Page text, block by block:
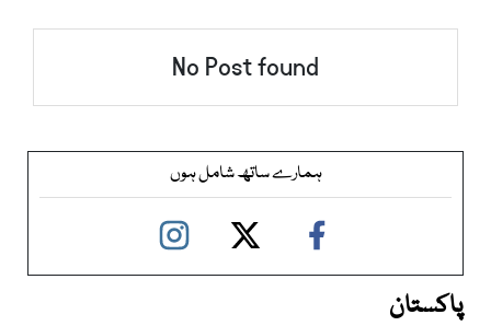
No Post found
ہمارے ساتھ شامل ہوں
پاکستان